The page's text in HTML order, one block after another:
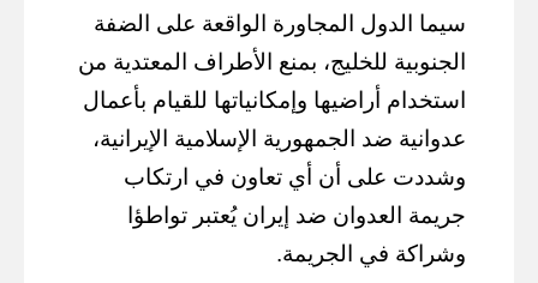
سيما الدول المجاورة الواقعة على الضفة
الجنوبية للخليج، بمنع الأطراف المعتدية من
استخدام أراضيها وإمكانياتها للقيام بأعمال
عدوانية ضد الجمهورية الإسلامية الإيرانية،
وشددت على أن أي تعاون في ارتكاب
جريمة العدوان ضد إيران يُعتبر تواطؤا
وشراكة في الجريمة.